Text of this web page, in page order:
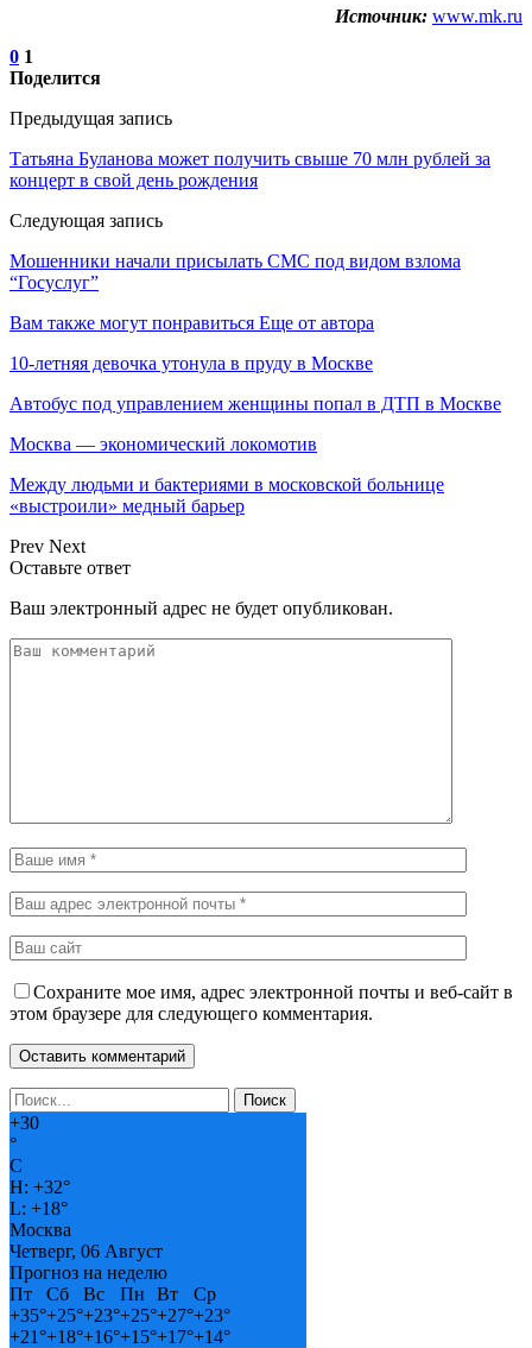
Источник: www.mk.ru
0 1
Поделится
Предыдущая запись
Татьяна Буланова может получить свыше 70 млн рублей за
концерт в свой день рождения
Следующая запись
Мошенники начали присылать СМС под видом взлома
“Госуслуг”
Вам также могут понравиться Еще от автора
10-летняя девочка утонула в пруду в Москве
Автобус под управлением женщины попал в ДТП в Москве
Москва — экономический локомотив
Между людьми и бактериями в московской больнице
«выстроили» медный барьер
Prev Next
Оставьте ответ
Ваш электронный адрес не будет опубликован.
Сохраните мое имя, адрес электронной почты и веб-сайт в
этом браузере для следующего комментария.
+30
°
C
H: +32°
L: +18°
Москва
Четверг, 06 Август
Прогноз на неделю
Пт
Сб Вс Пн Вт
Ср
+35°+25°+23°+25°+27°+23°
+21°+18°+16°+15°+17°+14°